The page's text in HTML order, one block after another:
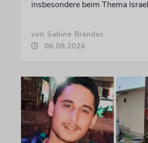
insbesondere beim Thema Israel
von Sabine Brandes
06.08.2026